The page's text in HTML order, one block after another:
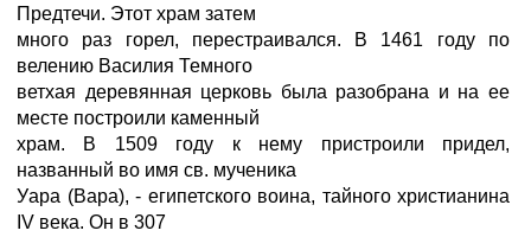
Предтечи. Этот храм затем
много раз горел, перестраивался. В 1461 году по
велению Василия Темного
ветхая деревянная церковь была разобрана и на ее
месте построили каменный
храм. В 1509 году к нему пристроили придел,
названный во имя св. мученика
Уара (Вара), - египетского воина, тайного христианина
IV века. Он в 307